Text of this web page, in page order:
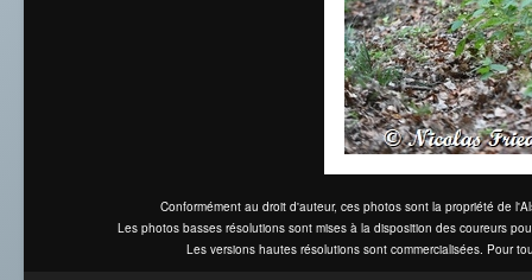
Conformément au droit d'auteur, ces photos sont la propriété de
Les photos basses résolutions sont mises à la disposition des coureurs
Les versions hautes résolutions sont commercialisées. Pour